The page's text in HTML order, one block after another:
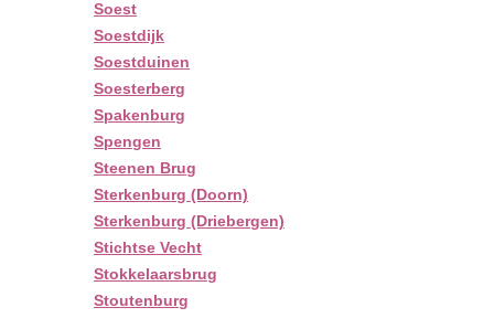
Soest
Soestdijk
Soestduinen
Soesterberg
Spakenburg
Spengen
Steenen Brug
Sterkenburg (Doorn)
Sterkenburg (Driebergen)
Stichtse Vecht
Stokkelaarsbrug
Stoutenburg